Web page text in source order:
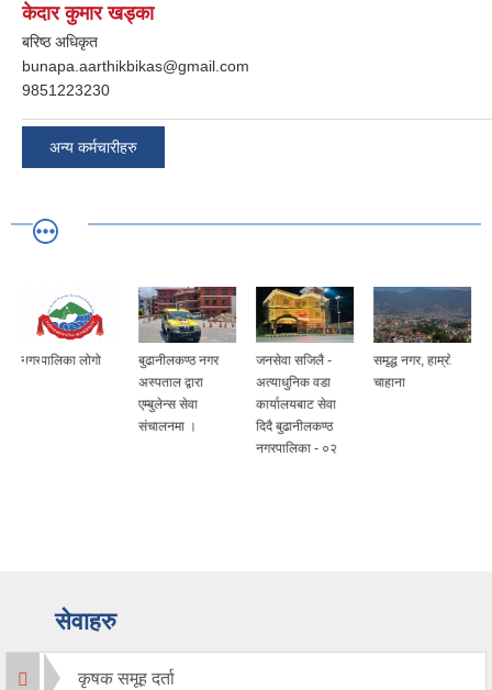
केदार कुमार खड्का
बरिष्ठ अधिकृत
bunapa.aarthikbikas@gmail.com
9851223230
अन्य कर्मचारीहरु
नगरपालिका लोगो
बुढानीलकण्ठ नगर
अस्पताल द्वारा
एम्बुलेन्स सेवा
संचालनमा ।
जनसेवा सजिलै -
अत्याधुनिक वडा
कार्यालयबाट सेवा
दिदै बुढानीलकण्ठ
नगरपालिका - ०२
समृद्ध नगर, हाम्रो
चाहाना
सेवाहरु
कृषक समूह दर्ता